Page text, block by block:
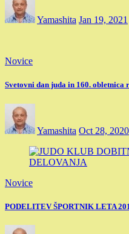
Yamashita Jan 19, 2021
Novice
Svetovni dan juda in 160.
Yamashita Oct 28, 2020
Novice
PODELITEV ŠPORTNIK LETA